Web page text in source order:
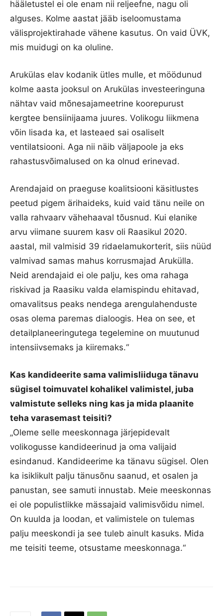
hääletustel ei ole enam nii reljeefne, nagu oli
alguses. Kolme aastat jääb iseloomustama
välisprojektirahade vähene kasutus. On vaid ÜVK,
mis muidugi on ka oluline.
Arukülas elav kodanik ütles mulle, et möödunud
kolme aasta jooksul on Arukülas investeeringuna
nähtav vaid mõnesajameetrine koorepurust
kergtee bensiinijaama juures. Volikogu liikmena
võin lisada ka, et lasteaed sai osaliselt
ventilatsiooni. Aga nii näib väljapoole ja eks
rahastusvõimalused on ka olnud erinevad.
Arendajaid on praeguse koalitsiooni käsitlustes
peetud pigem ärihaideks, kuid vaid tänu neile on
valla rahvaarv vähehaaval tõusnud. Kui elanike
arvu viimane suurem kasv oli Raasikul 2020.
aastal, mil valmisid 39 ridaelamukorterit, siis nüüd
valmivad samas mahus korrusmajad Arukülla.
Neid arendajaid ei ole palju, kes oma rahaga
riskivad ja Raasiku valda elamispindu ehitavad,
omavalitsus peaks nendega arengulahenduste
osas olema paremas dialoogis. Hea on see, et
detailplaneeringutega tegelemine on muutunud
intensiivsemaks ja kiiremaks.“
Kas kandideerite sama valimisliiduga tänavu
sügisel toimuvatel kohalikel valimistel, juba
valmistute selleks ning kas ja mida plaanite
teha varasemast teisiti?
„Oleme selle meeskonnaga järjepidevalt
volikogusse kandideerinud ja oma valijaid
esindanud. Kandideerime ka tänavu sügisel. Olen
ka isiklikult palju tänusõnu saanud, et osalen ja
panustan, see samuti innustab. Meie meeskonnas
ei ole populistlikke mässajaid valimisvõidu nimel.
On kuulda ja loodan, et valimistele on tulemas
palju meeskondi ja see tuleb ainult kasuks. Mida
me teisiti teeme, otsustame meeskonnaga.“